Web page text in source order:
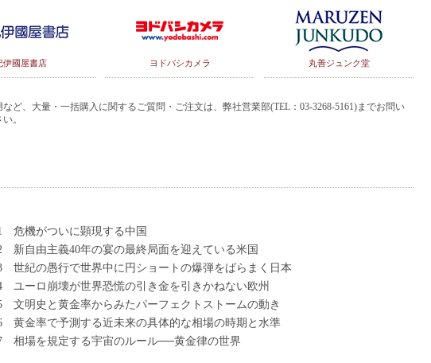
伊國屋書店 ヨドバシカメラ 丸善ジュンク堂
など、大量・一括購入に関するご質問・ご注文は、弊社営業部(TEL：03-3268-5161)までお問い
。
危機がついに顕現する中国
新自由主義40年の宴の最終局面を迎えている米国
世紀の愚行で世界中に円ショートの爆弾をばらまく日本
ユーロ崩壊が世界恐慌の引き金を引きかねない欧州
文明史と黄金率からみたパーフェクトストームの動き
黄金率で予測する近未来の具体的な相場の時期と水準
相場を規定する宇宙のルール──黄金律の世界